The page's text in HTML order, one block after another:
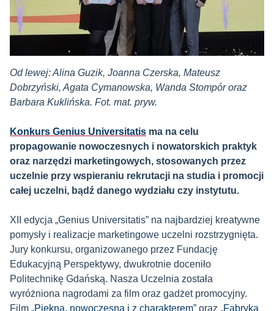
Od lewej: Alina Guzik, Joanna Czerska, Mateusz
Dobrzyński, Agata Cymanowska, Wanda Stompór oraz
Barbara Kuklińska. Fot. mat. pryw.
Konkurs Genius Universitatis ma na celu
propagowanie nowoczesnych i nowatorskich praktyk
oraz narzędzi marketingowych, stosowanych przez
uczelnie przy wspieraniu rekrutacji na studia i promocji
całej uczelni, bądź danego wydziału czy instytutu.
XII edycja „Genius Universitatis” na najbardziej kreatywne
pomysły i realizacje marketingowe uczelni rozstrzygnięta.
Jury konkursu, organizowanego przez Fundację
Edukacyjną Perspektywy, dwukrotnie doceniło
Politechnikę Gdańską. Nasza Uczelnia została
wyróżniona nagrodami za film oraz gadżet promocyjny.
Film „Piękna, nowoczesna i z charakterem” oraz „Fabryka